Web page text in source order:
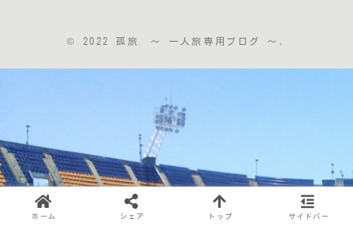
© 2022 孤旅 〜 一人旅専用ブログ ～.
ホーム シェア トップ サイドバー